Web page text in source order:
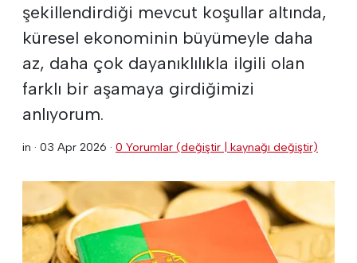
şekillendirdiği mevcut koşullar altında,
küresel ekonominin büyümeyle daha
az, daha çok dayanıklılıkla ilgili olan
farklı bir aşamaya girdiğimizi
anlıyorum.
in · 03 Apr 2026 · 0 Yorumlar (değiştir | kaynağı değiştir)